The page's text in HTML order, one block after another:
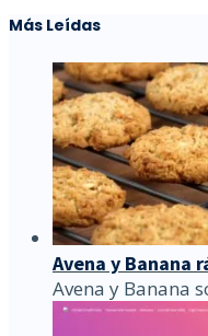
Más Leídas
Avena y Banana
Avena y Banana